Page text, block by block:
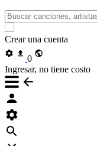
Crear una cuenta
0
Ingresar, no tiene costo